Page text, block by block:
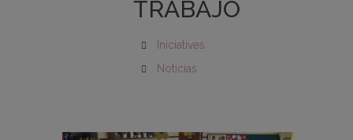
TRABAJO
Iniciatives
Noticias